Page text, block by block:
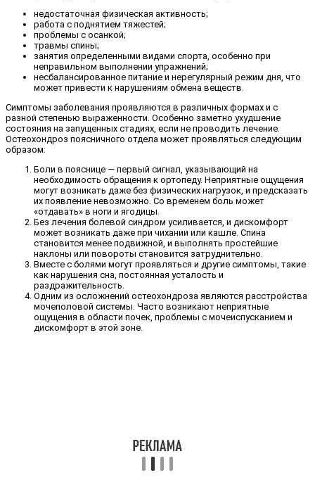
недостаточная физическая активность;
работа с поднятием тяжестей;
проблемы с осанкой;
травмы спины;
занятия определенными видами спорта, особенно при
неправильном выполнении упражнений;
несбалансированное питание и нерегулярный режим дня, что
может привести к нарушениям обмена веществ.
Симптомы заболевания проявляются в различных формах и с
разной степенью выраженности. Особенно заметно ухудшение
состояния на запущенных стадиях, если не проводить лечение.
Остеохондроз поясничного отдела может проявляться следующим
образом:
Боли в пояснице — первый сигнал, указывающий на
необходимость обращения к ортопеду. Неприятные ощущения
могут возникать даже без физических нагрузок, и предсказать
их появление невозможно. Со временем боль может
«отдавать» в ноги и ягодицы.
Без лечения болевой синдром усиливается, и дискомфорт
может возникать даже при чихании или кашле. Спина
становится менее подвижной, и выполнять простейшие
наклоны или повороты становится затруднительно.
Вместе с болями могут проявляться и другие симптомы, такие
как нарушения сна, постоянная усталость и
раздражительность.
Одним из осложнений остеохондроза являются расстройства
мочеполовой системы. Часто возникают неприятные
ощущения в области почек, проблемы с мочеиспусканием и
дискомфорт в этой зоне.